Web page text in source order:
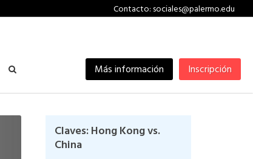
Contacto: sociales@palermo.edu
Inscripción
Más información
Claves: Hong Kong vs.
China